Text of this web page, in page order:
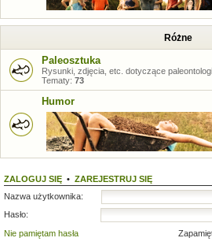
Różne
Paleosztuka
Rysunki, zdjęcia, etc. dotyczące
Tematy: 73
Humor
ZALOGUJ SIĘ • ZAREJESTRUJ SIĘ
Nazwa użytkownika:
Hasło:
Nie pamiętam hasła